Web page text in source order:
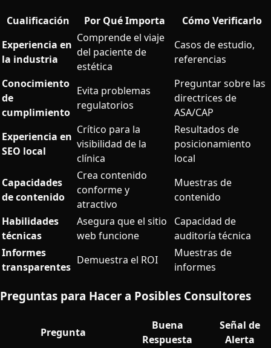
Cualificación Por Qué Importa
Cómo Verificarlo
Experiencia en
la industria
Comprende el viaje
del paciente de
estética
Casos de estudio,
referencias
Conocimiento
de
cumplimiento
Evita problemas
regulatorios
Preguntar sobre las
directrices de
ASA/CAP
Experiencia en
SEO local
Crítico para la
visibilidad de la
clínica
Resultados de
posicionamiento
local
Capacidades
de contenido
Crea contenido
conforme y
atractivo
Muestras de
contenido
Habilidades
técnicas
Asegura que el sitio
web funcione
Capacidad de
auditoría técnica
Informes
transparentes
Demuestra el ROI
Muestras de
informes
Preguntas para Hacer a Posibles Consultores
Pregunta
Buena
Respuesta
Señal de
Alerta